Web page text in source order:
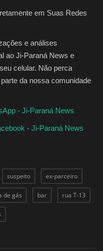
em Suas Redes
e análises
ao Ji-Paraná News e
celular. Não perca
da nossa comunidade
- Ji-Paraná News
- Ji-Paraná News
suspeito ex-parceiro
de gás bar rua T-13